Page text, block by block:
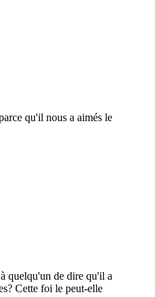
qu'il nous a aimés le
quelqu'un de dire qu'il a
Cette foi le peut-elle